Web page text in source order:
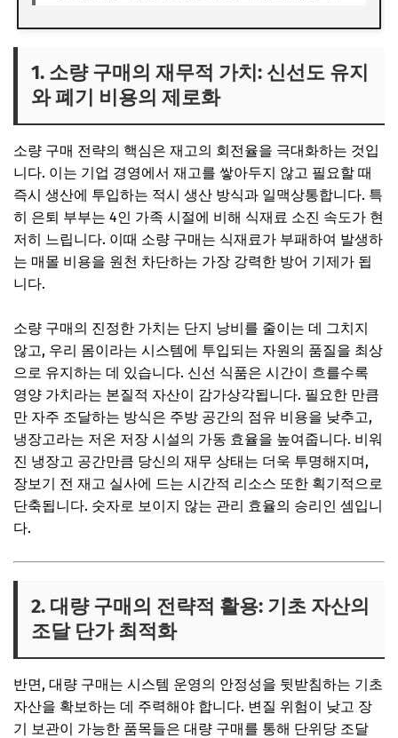
1. 소량 구매의 재무적 가치: 신선도 유지
와 폐기 비용의 제로화
소량 구매 전략의 핵심은 재고의 회전율을 극대화하는 것입
니다. 이는 기업 경영에서 재고를 쌓아두지 않고 필요할 때
즉시 생산에 투입하는 적시 생산 방식과 일맥상통합니다. 특
히 은퇴 부부는 4인 가족 시절에 비해 식재료 소진 속도가 현
저히 느립니다. 이때 소량 구매는 식재료가 부패하여 발생하
는 매몰 비용을 원천 차단하는 가장 강력한 방어 기제가 됩
니다.
소량 구매의 진정한 가치는 단지 낭비를 줄이는 데 그치지
않고, 우리 몸이라는 시스템에 투입되는 자원의 품질을 최상
으로 유지하는 데 있습니다. 신선 식품은 시간이 흐를수록
영양 가치라는 본질적 자산이 감가상각됩니다. 필요한 만큼
만 자주 조달하는 방식은 주방 공간의 점유 비용을 낮추고,
냉장고라는 저온 저장 시설의 가동 효율을 높여줍니다. 비워
진 냉장고 공간만큼 당신의 재무 상태는 더욱 투명해지며,
장보기 전 재고 실사에 드는 시간적 리소스 또한 획기적으로
단축됩니다. 숫자로 보이지 않는 관리 효율의 승리인 셈입니
다.
2. 대량 구매의 전략적 활용: 기초 자산의
조달 단가 최적화
반면, 대량 구매는 시스템 운영의 안정성을 뒷받침하는 기초
자산을 확보하는 데 주력해야 합니다. 변질 위험이 낮고 장
기 보관이 가능한 품목들은 대량 구매를 통해 단위당 조달